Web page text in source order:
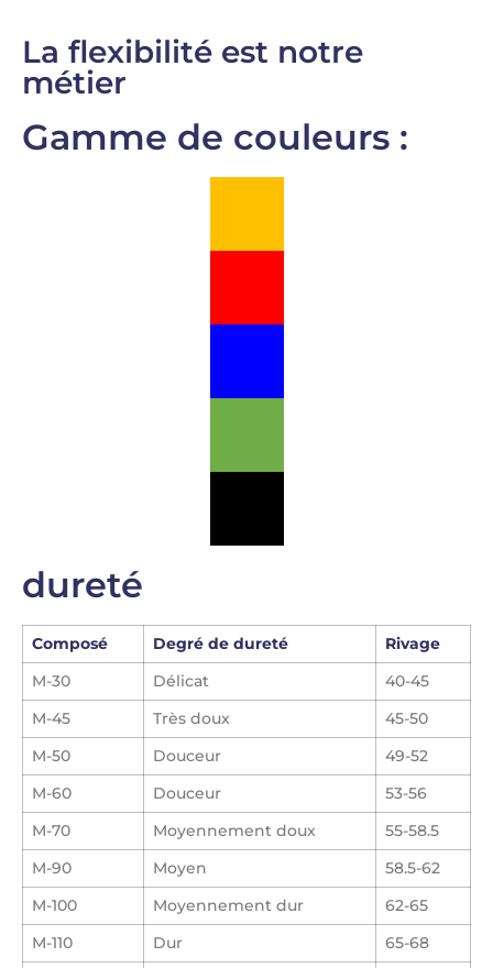
La flexibilité est notre
métier
Gamme de couleurs :
dureté
Composé Degré de dureté
Rivage
M-30
Délicat
40-45
M-45
Très doux
45-50
M-50
Douceur
49-52
M-60
Douceur
53-56
M-70
Moyennement doux
55-58.5
M-90
Moyen
58.5-62
M-100
Moyennement dur
62-65
M-110
Dur
65-68